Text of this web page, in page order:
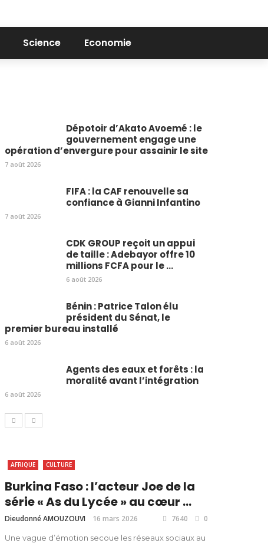
Science Economie
Dépotoir d’Akato Avoemé : le
gouvernement engage une
opération d’envergure pour assainir le site
7 août 2026
FIFA : la CAF renouvelle sa
confiance à Gianni Infantino
7 août 2026
CDK GROUP reçoit un appui
de taille : Adebayor offre 10
millions FCFA pour le ...
6 août 2026
Bénin : Patrice Talon élu
président du Sénat, le
premier bureau installé
6 août 2026
Agents des eaux et forêts : la
moralité avant l’intégration
6 août 2026
AFRIQUE CULTURE
Burkina Faso : l’acteur Joe de la
série « As du Lycée » au cœur ...
Dieudonné AMOUZOUVI 16 mars 2026 7640 0
Une vague d’émotion secoue les réseaux sociaux au